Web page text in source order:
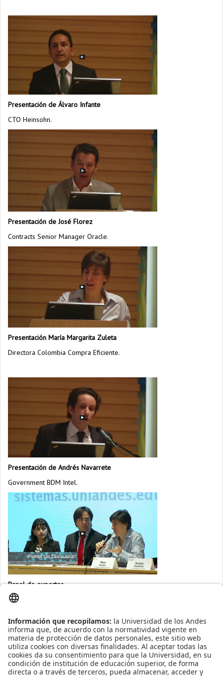
Presentación de Álvaro Infante
CTO Heinsohn.
Presentación de José Florez
Contracts Senior Manager Oracle.
Presentación María Margarita Zuleta
Directora Colombia Compra Eficiente.
Presentación de Andrés Navarrete
Government BDM Intel.
Panel de expertos
Presentaciones
Rubby Casallas
Presentación.
Adriana Salamanca - Enésima
Galería de imágenes